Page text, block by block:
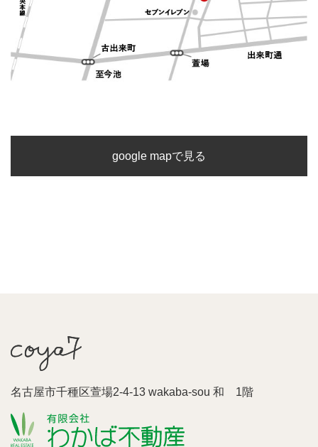
google mapで見る
名古屋市千種区萱場2-4-13 wakaba-sou 和 1階